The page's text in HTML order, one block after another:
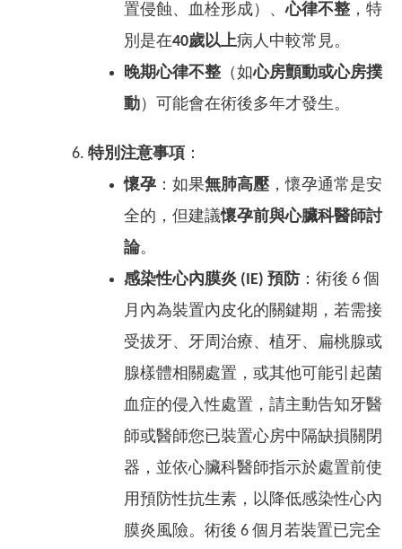
置侵蝕、血栓形成）、心律不整 ，特
別是在40歲以上病人中較常見。
晚期心律不整 （如心房顫動或心房撲
動）可能會在術後多年才發生。
特別注意事項 ：
懷孕 ：如果無肺高壓 ，懷孕通常是安
全的，但建議懷孕前與心臟科醫師討
論。
感染性心內膜炎 (IE) 預防：術後 6 個
月內為裝置內皮化的關鍵期，若需接
受拔牙、牙周治療、植牙、扁桃腺或
腺樣體相關處置，或其他可能引起菌
血症的侵入性處置，請主動告知牙醫
師或醫師您已裝置心房中隔缺損關閉
器，並依心臟科醫師指示於處置前使
用預防性抗生素，以降低感染性心內
膜炎風險。術後 6 個月若裝置已完全